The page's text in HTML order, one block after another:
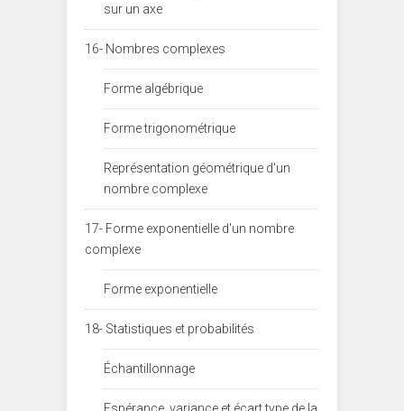
sur un axe
16- Nombres complexes
Forme algébrique
Forme trigonométrique
Représentation géométrique d'un
nombre complexe
17- Forme exponentielle d'un nombre
complexe
Forme exponentielle
18- Statistiques et probabilités
Échantillonnage
Espérance, variance et écart type de la